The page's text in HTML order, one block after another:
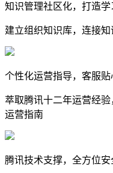
知识管理社区化，打造学
建立组织知识库，连接
个性化运营指导，客服贴
萃取腾讯十二年运营经
运营指南
腾讯技术支撑，全方位安